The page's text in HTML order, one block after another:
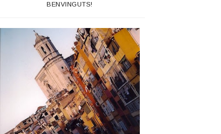
BENVINGUTS!